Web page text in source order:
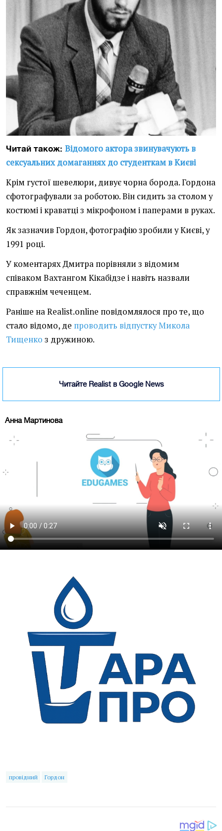
Читай також: Відомого актора звинувачують в
сексуальних домаганнях до студенткам в Києві
Крім густої шевелюри, дивує чорна борода. Гордона
сфотографували за роботою. Він сидить за столом у
костюмі і краватці з мікрофоном і паперами в руках.
Як зазначив Гордон, фотографію зробили у Києві, у
1991 році.
У коментарях Дмитра порівняли з відомим
співаком Вахтангом Кікабідзе і навіть назвали
справжнім чеченцем.
Раніше на Realist.online повідомлялося про те, що
стало відомо, де проводить відпустку Микола
Тищенко з дружиною.
Читайте Realist в Google News
Анна Мартинова
провідний Гордон